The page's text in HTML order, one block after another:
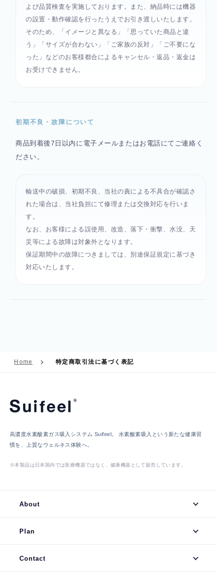
よび品質検査を実施しております。また、納品時には機器
の設置・動作確認を行ったうえでお引き渡しいたします。
そのため、「イメージと異なる」「思っていた商品と違
う」「サイズが合わない」「ご家族の反対」「ご不要にな
った」などのお客様都合によるキャンセル・返品・返金は
お受けできません。
初期不良・故障について
商品到着後7日以内に電子メールまたはお電話にてご連絡く
ださい。
輸送中の破損、初期不良、当社の責による不具合が確認さ
れた場合は、当社負担にて修理または交換対応を行いま
す。
なお、お客様による誤使用、改造、落下・衝撃、水没、天
災等による故障は対象外となります。
保証期間中の故障につきましては、別途保証規定に基づき
対応いたします。
Home 特定商取引法に基づく表記
高濃度水素酸素ガス吸入システム Suifeel。
水素酸素吸入という新たな健康習
慣を、上質なウェルネス体験へ。
※本製品は日本国内では医療機器ではなく、健康機器として販売しています。
About
Plan
Contact